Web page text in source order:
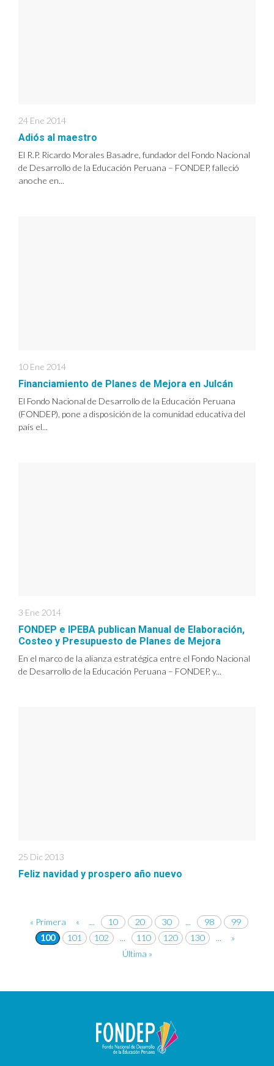
24 Ene 2014
Adiós al maestro
El R.P. Ricardo Morales Basadre, fundador del Fondo Nacional
de Desarrollo de la Educación Peruana – FONDEP, falleció
anoche en...
10 Ene 2014
Financiamiento de Planes de Mejora en Julcán
El Fondo Nacional de Desarrollo de la Educación Peruana
(FONDEP), pone a disposición de la comunidad educativa del
país el...
3 Ene 2014
FONDEP e IPEBA publican Manual de Elaboración,
Costeo y Presupuesto de Planes de Mejora
En el marco de la alianza estratégica entre el Fondo Nacional
de Desarrollo de la Educación Peruana – FONDEP, y...
25 Dic 2013
Feliz navidad y prospero año nuevo
« Primera « ... 10 20 30 ... 98
99
100
101 102 ... 110 120 130 ...
»
Última »